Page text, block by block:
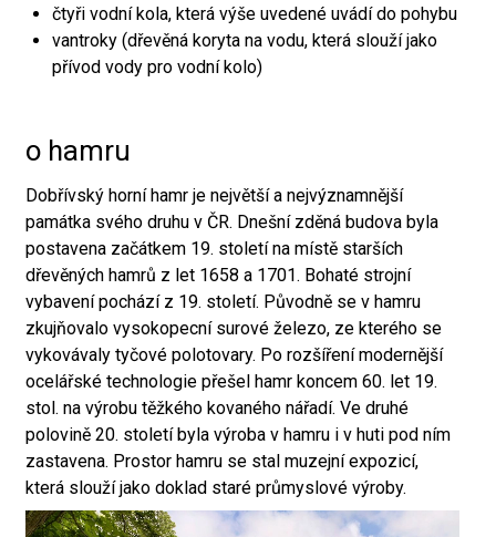
čtyři vodní kola, která výše uvedené uvádí do pohybu
vantroky (dřevěná koryta na vodu, která slouží jako
přívod vody pro vodní kolo)
o hamru
Dobřívský horní hamr je největší a nejvýznamnější
památka svého druhu v ČR. Dnešní zděná budova byla
postavena začátkem 19. století na místě starších
dřevěných hamrů z let 1658 a 1701. Bohaté strojní
vybavení pochází z 19. století. Původně se v hamru
zkujňovalo vysokopecní surové železo, ze kterého se
vykovávaly tyčové polotovary. Po rozšíření modernější
ocelářské technologie přešel hamr koncem 60. let 19.
stol. na výrobu těžkého kovaného nářadí. Ve druhé
polovině 20. století byla výroba v hamru i v huti pod ním
zastavena. Prostor hamru se stal muzejní expozicí,
která slouží jako doklad staré průmyslové výroby.